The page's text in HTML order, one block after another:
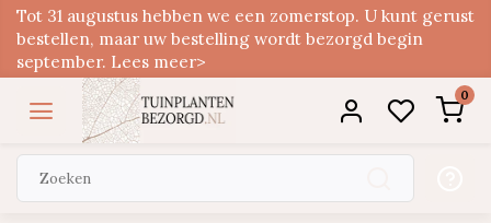
Tot 31 augustus hebben we een zomerstop. U kunt gerust
bestellen, maar uw bestelling wordt bezorgd begin
september. Lees meer>
0